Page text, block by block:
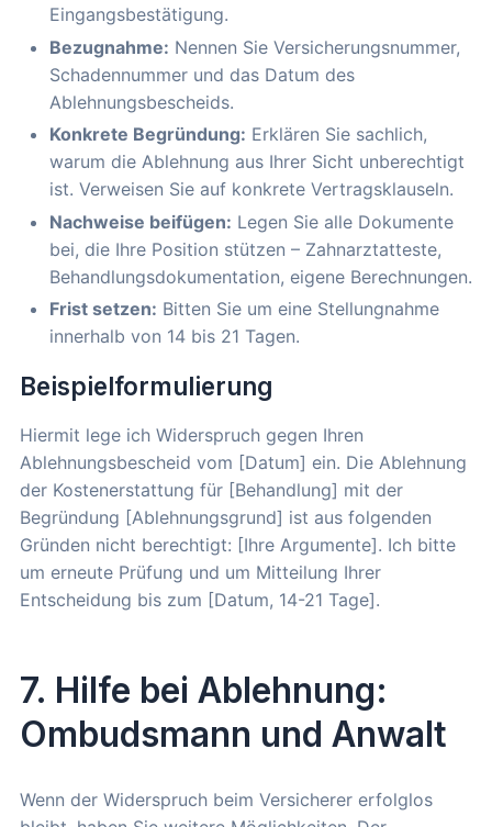
Eingangsbestätigung.
Bezugnahme: Nennen Sie Versicherungsnummer,
Schadennummer und das Datum des
Ablehnungsbescheids.
Konkrete Begründung: Erklären Sie sachlich,
warum die Ablehnung aus Ihrer Sicht unberechtigt
ist. Verweisen Sie auf konkrete Vertragsklauseln.
Nachweise beifügen: Legen Sie alle Dokumente
bei, die Ihre Position stützen – Zahnarztatteste,
Behandlungsdokumentation, eigene Berechnungen.
Frist setzen: Bitten Sie um eine Stellungnahme
innerhalb von 14 bis 21 Tagen.
Beispielformulierung
Hiermit lege ich Widerspruch gegen Ihren
Ablehnungsbescheid vom [Datum] ein. Die Ablehnung
der Kostenerstattung für [Behandlung] mit der
Begründung [Ablehnungsgrund] ist aus folgenden
Gründen nicht berechtigt: [Ihre Argumente]. Ich bitte
um erneute Prüfung und um Mitteilung Ihrer
Entscheidung bis zum [Datum, 14-21 Tage].
7. Hilfe bei Ablehnung:
Ombudsmann und Anwalt
Wenn der Widerspruch beim Versicherer erfolglos